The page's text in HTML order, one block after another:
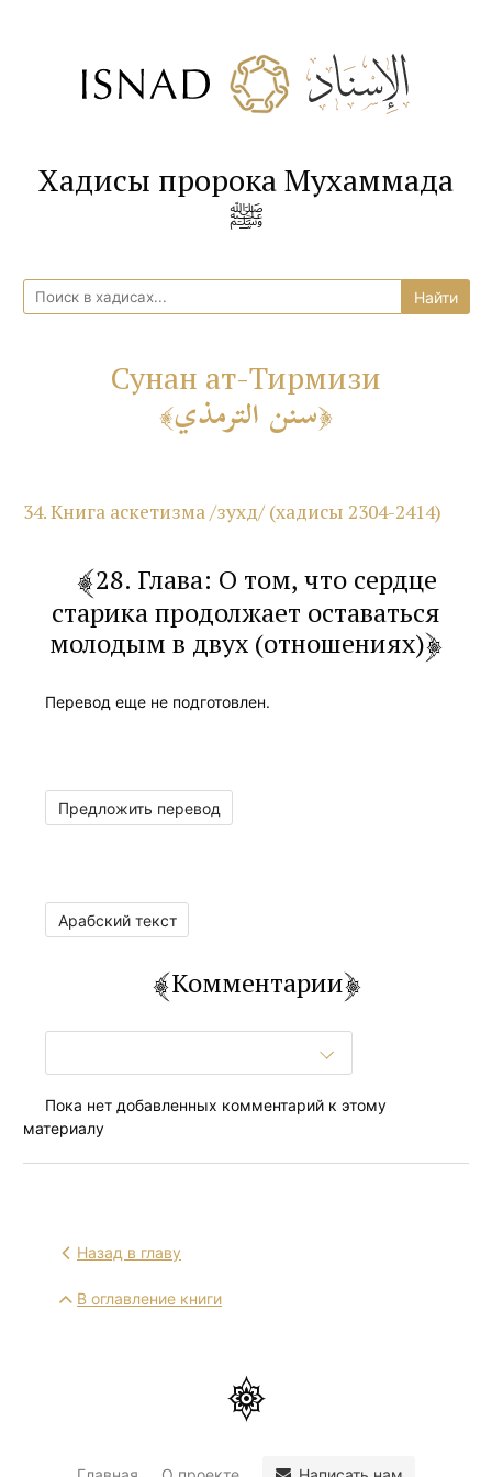
Хадисы пророка Мухаммада
ﷺ
Сунан ат-Тирмизи
سنن الترمذي
34. Книга аскетизма /зухд/ (хадисы 2304-2414)
28. Глава: О том, что сердце
старика продолжает оставаться
молодым в двух (отношениях)
Перевод еще не подготовлен.
Предложить перевод
Арабский текст
Комментарии
Пока нет добавленных комментарий к этому
материалу
Назад в главу
В оглавление книги